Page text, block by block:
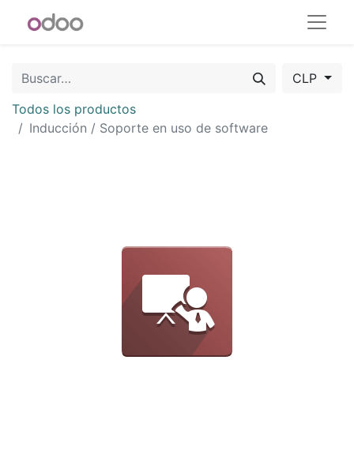
CLP
Todos los productos
Inducción / Soporte en uso de software